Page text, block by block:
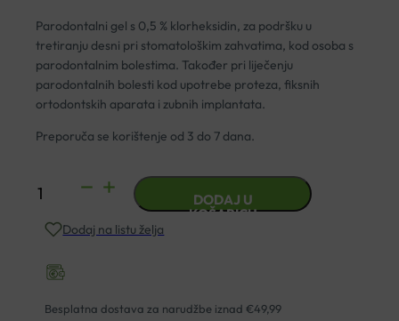
Parodontalni gel s 0,5 % klorheksidin, za podršku u
tretiranju desni pri stomatološkim zahvatima, kod osoba s
parodontalnim bolestima. Također pri liječenju
parodontalnih bolesti kod upotrebe proteza, fiksnih
ortodontskih aparata i zubnih implantata.
Preporuča se korištenje od 3 do 7 dana.
CURASEPT
350
GEL
30ML
DODAJ U
KOŠARICU
Dodaj na listu želja
Besplatna dostava za narudžbe iznad €49,99